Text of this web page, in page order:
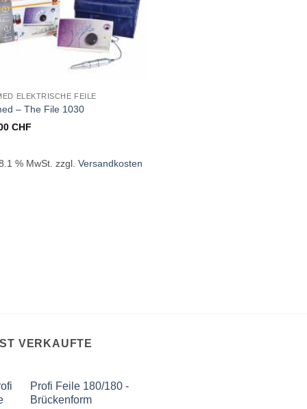
ELEKTRISCHE FEILE
– The File 1030
CHF
% MwSt. zzgl. Versandkosten
VERKAUFTE
Profi Feile 180/180 -
Brückenform